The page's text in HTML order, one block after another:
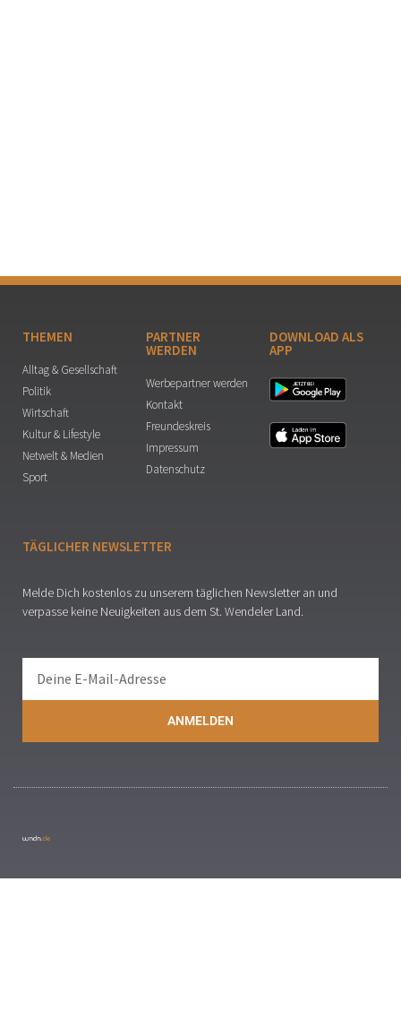
THEMEN
Alltag & Gesellschaft
Politik
Wirtschaft
Kultur & Lifestyle
Netwelt & Medien
Sport
PARTNER
WERDEN
Werbepartner werden
Kontakt
Freundeskreis
Impressum
Datenschutz
DOWNLOAD ALS
APP
TÄGLICHER NEWSLETTER
Melde Dich kostenlos zu unserem täglichen Newsletter an und
verpasse keine Neuigkeiten aus dem St. Wendeler Land.
ANMELDEN